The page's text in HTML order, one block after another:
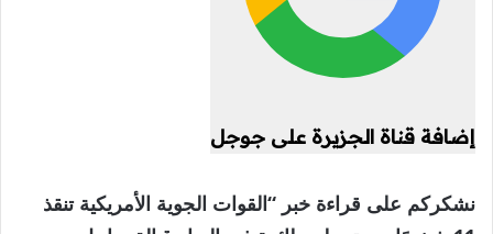
إضافة قناة الجزيرة على جوجل
نشكركم على قراءة خبر “القوات الجوية الأمريكية تنقذ